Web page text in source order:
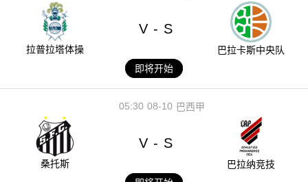
拉普拉塔体操
V - S
巴拉卡斯中央队
即将开始
08-10
05:30 巴西甲
桑托斯
V - S
巴拉纳竞技